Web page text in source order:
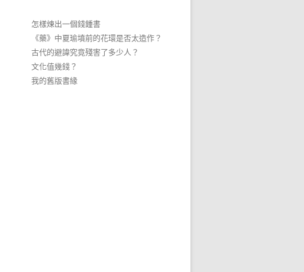
怎樣煉出一個錢鍾書
《藥》中夏瑜墳前的花環是否太造作？
古代的避諱究竟殘害了多少人？
文化值幾錢？
我的舊版書緣